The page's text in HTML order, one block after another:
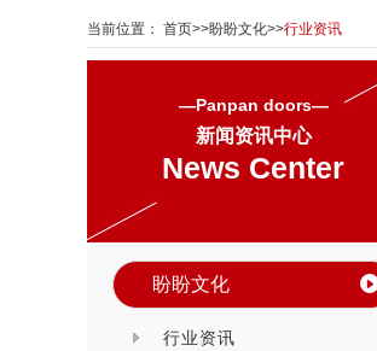
当前位置： 首页>>盼盼文化>>行业资讯
—Panpan doors—
新闻资讯中心
News Center
盼盼文化
行业资讯